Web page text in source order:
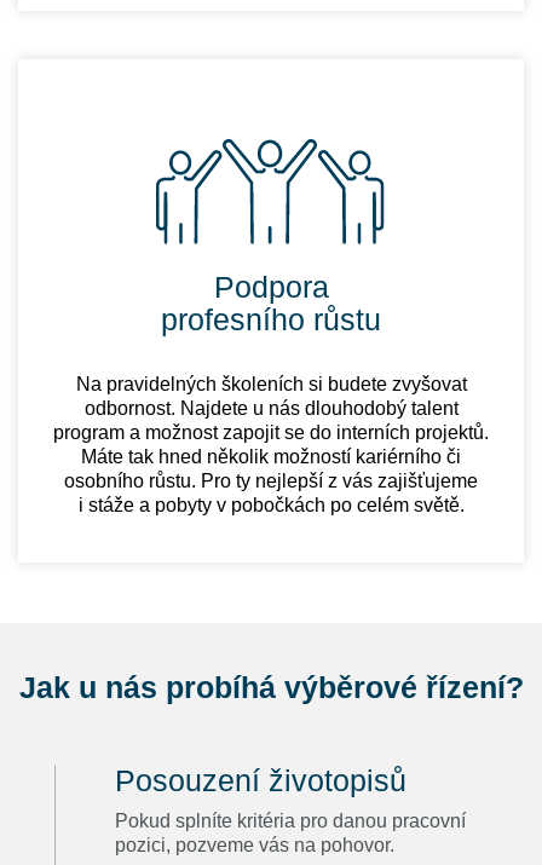
Podpora
profesního růstu
Na pravidelných školeních si budete zvyšovat
odbornost. Najdete u nás dlouhodobý talent
program a možnost zapojit se do interních projektů.
Máte tak hned několik možností kariérního či
osobního růstu. Pro ty nejlepší z vás zajišťujeme
i stáže a pobyty v pobočkách po celém světě.
Jak u nás probíhá výběrové řízení?
Posouzení životopisů
Pokud splníte kritéria pro danou pracovní
pozici, pozveme vás na pohovor.